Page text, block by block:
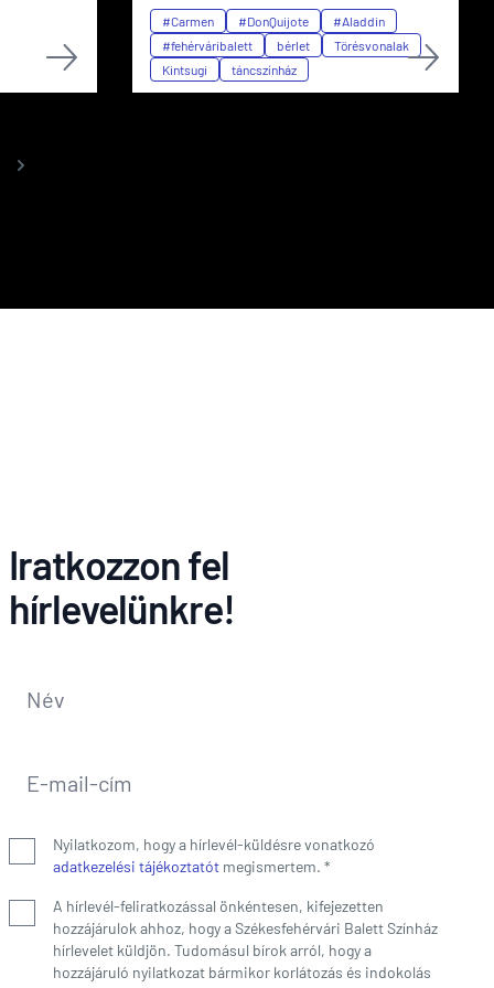
#Carmen #DonQuijote
#Aladdin
#fehérváribalett
bérlet
Törésvonalak
Kintsugi
táncszínház
Iratkozzon fel
hírlevelünkre!
Nyilatkozom, hogy a hírlevél-küldésre vonatkozó
adatkezelési tájékoztatót megismertem. *
A hírlevél-feliratkozással önkéntesen, kifejezetten
hozzájárulok ahhoz, hogy a Székesfehérvári Balett Színház
hírlevelet küldjön. Tudomásul bírok arról, hogy a
hozzájáruló nyilatkozat bármikor korlátozás és indokolás